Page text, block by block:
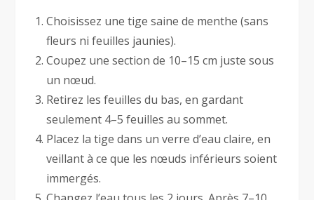
Choisissez une tige saine de menthe (sans
fleurs ni feuilles jaunies).
Coupez une section de 10–15 cm juste sous
un nœud.
Retirez les feuilles du bas, en gardant
seulement 4–5 feuilles au sommet.
Placez la tige dans un verre d’eau claire, en
veillant à ce que les nœuds inférieurs soient
immergés.